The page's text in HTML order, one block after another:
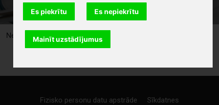
Es piekrītu Es nepiekrītu
Mainīt uzstādījumus
Nepieņem
Fizisko personu datu apstrāde
Sīkdatnes